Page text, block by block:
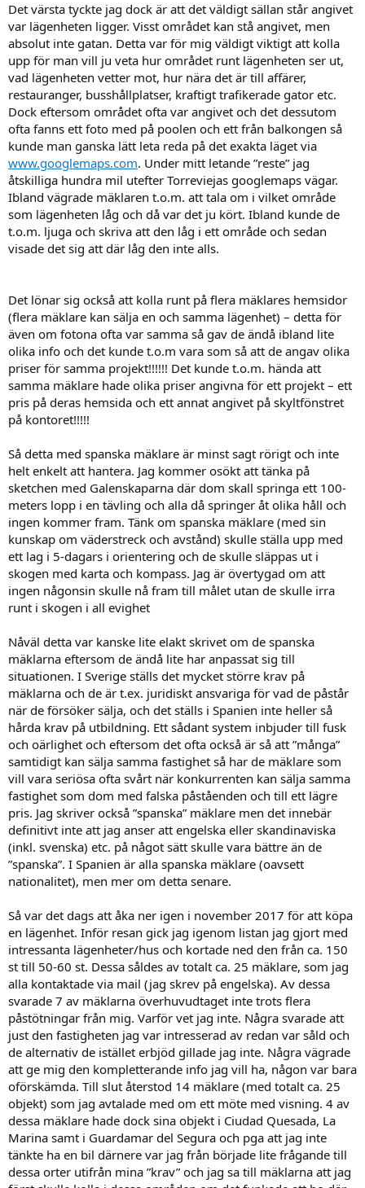
Det värsta tyckte jag dock är att det väldigt sällan står angivet
var lägenheten ligger. Visst området kan stå angivet, men
absolut inte gatan. Detta var för mig väldigt viktigt att kolla
upp för man vill ju veta hur området runt lägenheten ser ut,
vad lägenheten vetter mot, hur nära det är till affärer,
restauranger, busshållplatser, kraftigt trafikerade gator etc.
Dock eftersom området ofta var angivet och det dessutom
ofta fanns ett foto med på poolen och ett från balkongen så
kunde man ganska lätt leta reda på det exakta läget via
www.googlemaps.com. Under mitt letande ”reste” jag
åtskilliga hundra mil utefter Torreviejas googlemaps vägar.
Ibland vägrade mäklaren t.o.m. att tala om i vilket område
som lägenheten låg och då var det ju kört. Ibland kunde de
t.o.m. ljuga och skriva att den låg i ett område och sedan
visade det sig att där låg den inte alls.
Det lönar sig också att kolla runt på flera mäklares hemsidor
(flera mäklare kan sälja en och samma lägenhet) – detta för
även om fotona ofta var samma så gav de ändå ibland lite
olika info och det kunde t.o.m vara som så att de angav olika
priser för samma projekt!!!!!! Det kunde t.o.m. hända att
samma mäklare hade olika priser angivna för ett projekt – ett
pris på deras hemsida och ett annat angivet på skyltfönstret
på kontoret!!!!!
Så detta med spanska mäklare är minst sagt rörigt och inte
helt enkelt att hantera. Jag kommer osökt att tänka på
sketchen med Galenskaparna där dom skall springa ett 100-
meters lopp i en tävling och alla då springer åt olika håll och
ingen kommer fram. Tänk om spanska mäklare (med sin
kunskap om väderstreck och avstånd) skulle ställa upp med
ett lag i 5-dagars i orientering och de skulle släppas ut i
skogen med karta och kompass. Jag är övertygad om att
ingen någonsin skulle nå fram till målet utan de skulle irra
runt i skogen i all evighet
Nåväl detta var kanske lite elakt skrivet om de spanska
mäklarna eftersom de ändå lite har anpassat sig till
situationen. I Sverige ställs det mycket större krav på
mäklarna och de är t.ex. juridiskt ansvariga för vad de påstår
när de försöker sälja, och det ställs i Spanien inte heller så
hårda krav på utbildning. Ett sådant system inbjuder till fusk
och oärlighet och eftersom det ofta också är så att ”många”
samtidigt kan sälja samma fastighet så har de mäklare som
vill vara seriösa ofta svårt när konkurrenten kan sälja samma
fastighet som dom med falska påståenden och till ett lägre
pris. Jag skriver också ”spanska” mäklare men det innebär
definitivt inte att jag anser att engelska eller skandinaviska
(inkl. svenska) etc. på något sätt skulle vara bättre än de
”spanska”. I Spanien är alla spanska mäklare (oavsett
nationalitet), men mer om detta senare.
Så var det dags att åka ner igen i november 2017 för att köpa
en lägenhet. Inför resan gick jag igenom listan jag gjort med
intressanta lägenheter/hus och kortade ned den från ca. 150
st till 50-60 st. Dessa såldes av totalt ca. 25 mäklare, som jag
alla kontaktade via mail (jag skrev på engelska). Av dessa
svarade 7 av mäklarna överhuvudtaget inte trots flera
påstötningar från mig. Varför vet jag inte. Några svarade att
just den fastigheten jag var intresserad av redan var såld och
de alternativ de istället erbjöd gillade jag inte. Några vägrade
att ge mig den kompletterande info jag vill ha, någon var bara
oförskämda. Till slut återstod 14 mäklare (med totalt ca. 25
objekt) som jag avtalade med om ett möte med visning. 4 av
dessa mäklare hade dock sina objekt i Ciudad Quesada, La
Marina samt i Guardamar del Segura och pga att jag inte
tänkte ha en bil därnere var jag från började lite frågande till
dessa orter utifrån mina ”krav” och jag sa till mäklarna att jag